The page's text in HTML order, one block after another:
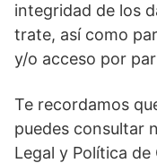
integridad de los
trate, así como
y/o acceso por
Te recordamos
puedes consultar
Legal y Política de